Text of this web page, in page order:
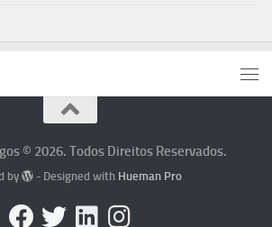
© 2026. Todos Direitos Reservados.
by - Designed with Hueman Pro